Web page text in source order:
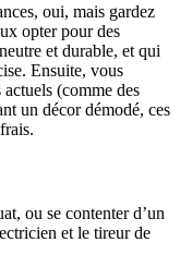
oui, mais gardez
opter pour des
et durable, et qui
Ensuite, vous
(comme des
un décor démodé, ces
ou se contenter d’un
et le tireur de